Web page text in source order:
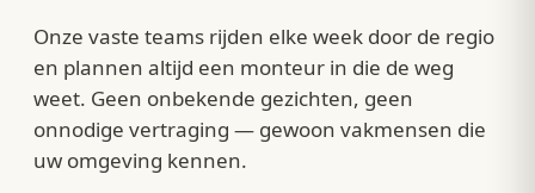
Onze vaste teams rijden elke week door de regio
en plannen altijd een monteur in die de weg
weet. Geen onbekende gezichten, geen
onnodige vertraging — gewoon vakmensen die
uw omgeving kennen.